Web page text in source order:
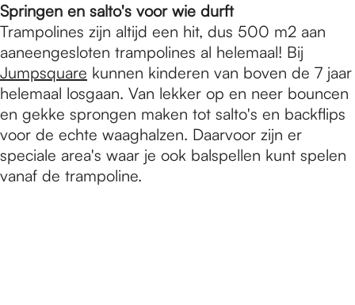
Springen en salto's voor wie durft
Trampolines zijn altijd een hit, dus 500 m2 aan
aaneengesloten trampolines al helemaal! Bij
Jumpsquare kunnen kinderen van boven de 7 jaar
helemaal losgaan. Van lekker op en neer bouncen
en gekke sprongen maken tot salto's en backflips
voor de echte waaghalzen. Daarvoor zijn er
speciale area's waar je ook balspellen kunt spelen
vanaf de trampoline.